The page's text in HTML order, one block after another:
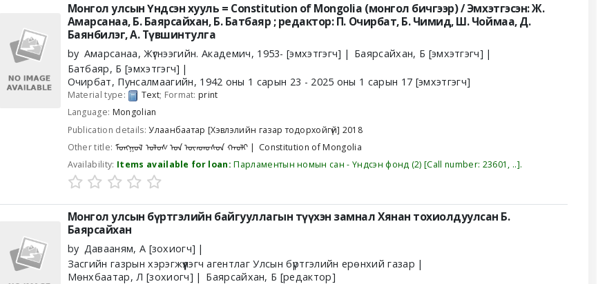
Монгол улсын Үндсэн хууль = Constitution of Mongolia (монгол бичгээр) /Эмхэтгэсэн: Ж.
Амарсанаа, Б. Баярсайхан, Б. Батбаяр ; редактор: П. Очирбат, Б. Чимид, Ш. Чоймаа, Д.
Баянбилэг, А. Түвшинтулга
by Амарсанаа, Жүгнээгийн. Академич, 1953- [эмхэтгэгч] Баярсайхан, Б [эмхэтгэгч]
Батбаяр, Б [эмхэтгэгч]
Очирбат, Пунсалмаагийн, 1942 оны 1 сарын 23 - 2025 оны 1 сарын 17 [эмхэтгэгч]
Material type: Text; Format:print
Language: Mongolian
Publication details:Улаанбаатар [Хэвлэлийн газар тодорхойгүй] 2018
Other title: ᠮᠣᠩᠭᠣᠯ ᠤᠯᠤᠰ ᠤᠨ ᠦᠨᠳᠦᠰᠦᠨ ᠬᠠᠤᠯᠢ
Constitution of Mongolia
Availability: Items available for loan:Парламентын номын сан - Үндсэн фонд (2) Call number: 23601, .. .
Монгол улсын бүртгэлийн байгууллагын түүхэн замналХянан тохиолдуулсан Б.
Баярсайхан
by Давааням, А [зохиогч]
Засгийн газрын хэрэгжүүлэгч агентлаг Улсын бүртгэлийн ерөнхий газар
Мөнхбаатар, Л [зохиогч] Баярсайхан, Б [редактор]